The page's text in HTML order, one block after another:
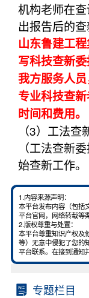
机构老师在
出报告后的查
山东鲁建工
写科技查新
我方服务人
专业科技查
时间和费用。
（3）工法
（工法查新
始查新工作。
1.内容来源声明：
本平台发布内容（包括
平台官网，网络转载等
2.版权尊重与处置：
本平台尊重知识产权及
等）无意中侵犯了您的
平台联系。在接到通知
专题栏目